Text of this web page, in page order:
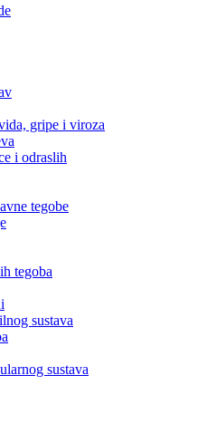
gripe i viroza
i odraslih
tegobe
tegoba
sustava
sustava